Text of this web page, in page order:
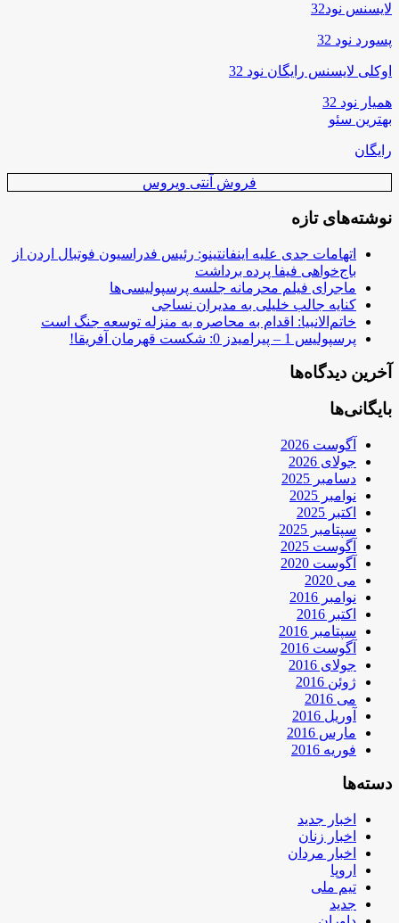
لایسنس نود32
پسورد نود 32
اوکلی لایسنس رایگان نود 32
همیار نود 32
بهترین سئو
رایگان
فروش آنتی ویروس
نوشته‌های تازه
اتهامات جدی علیه اینفانتینو: رئیس فدراسیون فوتبال اردن از
باج‌خواهی فیفا پرده برداشت
ماجرای فیلم محرمانه جلسه پرسپولیسی‌ها
کنایه جالب خلیلی به مدیران نساجی
خاتم‌الانبیا: اقدام به محاصره به منزله توسعه جنگ است
پرسپولیس 1 – پیرامیدز 0: شکست قهرمان آفریقا!
آخرین دیدگاه‌ها
بایگانی‌ها
آگوست 2026
جولای 2026
دسامبر 2025
نوامبر 2025
اکتبر 2025
سپتامبر 2025
آگوست 2025
آگوست 2020
می 2020
نوامبر 2016
اکتبر 2016
سپتامبر 2016
آگوست 2016
جولای 2016
ژوئن 2016
می 2016
آوریل 2016
مارس 2016
فوریه 2016
دسته‌ها
اخبار جدید
اخبار زنان
اخبار مردان
اروپا
تیم ملی
جدید